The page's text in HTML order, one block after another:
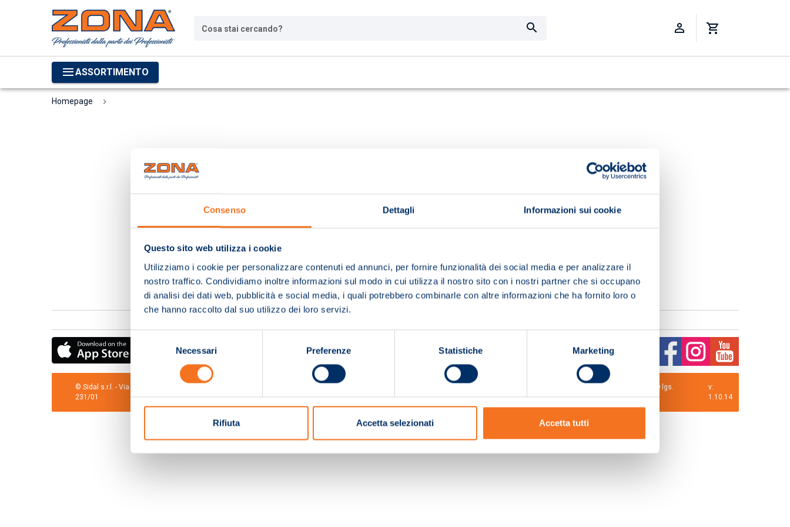
Consenso Dettagli Informazioni sui cookie
Questo sito web utilizza i cookie
Utilizziamo i cookie per personalizzare contenuti ed annunci, per fornire funzionalità dei social media e per analizzare il
nostro traffico. Condividiamo inoltre informazioni sul modo in cui utilizza il nostro sito con i nostri partner che si occupano
di analisi dei dati web, pubblicità e social media, i quali potrebbero combinarle con altre informazioni che ha fornito loro o
che hanno raccolto dal suo utilizzo dei loro servizi.
Selezione
consenso
Necessari Preferenze Statistiche Marketing
Rifiuta Accetta selezionati Accetta tutti
Cosa stai cercando?
ASSORTIMENTO
Homepage
© Sidal s.r.l. - Via S.Agostino,50, 51100 Pistoia - Cod.Fisc. e Registro Imprese Pistoia 01680210505 – R.E.A. n.155974 - Cap.Soc. € 2.000.000,00 i.v. La Società adotta il Codice Etico D.lgs.
231/01
v:
1.10.14